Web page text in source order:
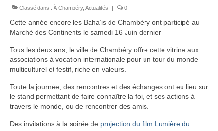
Classé dans : À Chambéry, Actualités | 0
Cette année encore les Baha’is de Chambéry ont participé au
Marché des Continents le samedi 16 Juin dernier
Tous les deux ans, le ville de Chambéry offre cette vitrine aux
associations à vocation internationale pour un tour du monde
multiculturel et festif, riche en valeurs.
Toute la journée, des rencontres et des échanges ont eu lieu sur
le stand permettant de faire connaître la foi, et ses actions à
travers le monde, ou de rencontrer des amis.
Des invitations à la soirée de projection du film Lumière du